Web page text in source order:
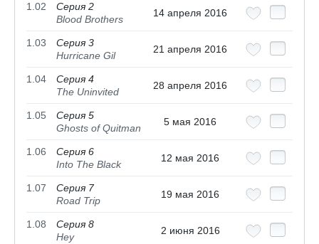
1.02
Серия 2
Blood Brothers
14 апреля 2016
1.03
Серия 3
Hurricane Gil
21 апреля 2016
1.04
Серия 4
The Uninvited
28 апреля 2016
1.05
Серия 5
Ghosts of Quitman
5 мая 2016
1.06
Серия 6
Into The Black
12 мая 2016
1.07
Серия 7
Road Trip
19 мая 2016
1.08
Серия 8
Hey
2 июня 2016